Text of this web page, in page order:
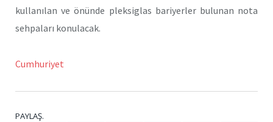
kullanılan ve önünde pleksiglas bariyerler bulunan nota
sehpaları konulacak.
Cumhuriyet
PAYLAŞ.